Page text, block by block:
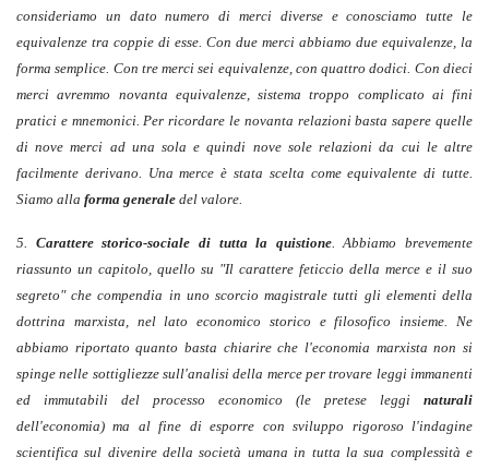
consideriamo un dato numero di merci diverse e conosciamo tutte le
equivalenze tra coppie di esse. Con due merci abbiamo due equivalenze, la
forma semplice. Con tre merci sei equivalenze, con quattro dodici. Con dieci
merci avremmo novanta equivalenze, sistema troppo complicato ai fini
pratici e mnemonici. Per ricordare le novanta relazioni basta sapere quelle
di nove merci ad una sola e quindi nove sole relazioni da cui le altre
facilmente derivano. Una merce è stata scelta come equivalente di tutte.
Siamo alla forma generale del valore.
5. Carattere storico-sociale di tutta la quistione. Abbiamo brevemente
riassunto un capitolo, quello su "Il carattere feticcio della merce e il suo
segreto" che compendia in uno scorcio magistrale tutti gli elementi della
dottrina marxista, nel lato economico storico e filosofico insieme. Ne
abbiamo riportato quanto basta chiarire che l'economia marxista non si
spinge nelle sottigliezze sull'analisi della merce per trovare leggi immanenti
ed immutabili del processo economico (le pretese leggi naturali
dell'economia) ma al fine di esporre con sviluppo rigoroso l'indagine
scientifica sul divenire della società umana in tutta la sua complessità e